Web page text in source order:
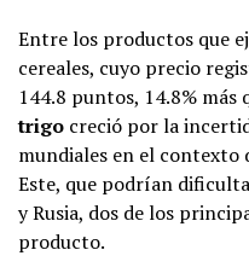
Entre los productos que
cereales, cuyo precio
144.8 puntos, 14.8% más
trigo creció por la
mundiales en el
Este, que podrían
y Rusia, dos de los
producto.